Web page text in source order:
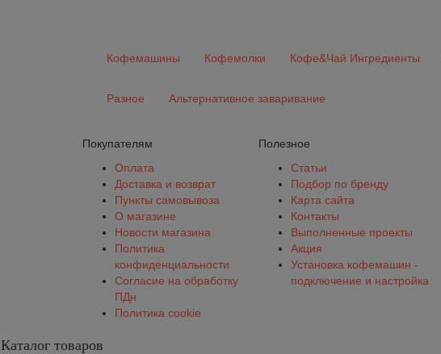
Кофемашины Кофемолки Кофе&Чай Ингредиенты
Разное Альтернативное заваривание
Покупателям
Оплата
Доставка и возврат
Пункты самовывоза
О магазине
Новости магазина
Политика
конфиденциальности
Согласие на обработку
ПДн
Политика cookie
Полезное
Статьи
Подбор по бренду
Карта сайта
Контакты
Выполненные проекты
Акция
Установка кофемашин -
подключение и настройка
Каталог товаров